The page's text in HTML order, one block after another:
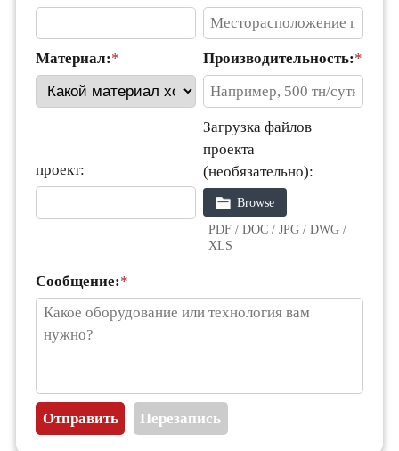
Материал:* Производительность:*
проект:
Загрузка файлов
проекта
(необязательно):
Browse
PDF / DOC / JPG / DWG /
XLS
Сообщение:*